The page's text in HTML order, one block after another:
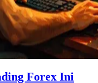
Forex Ini